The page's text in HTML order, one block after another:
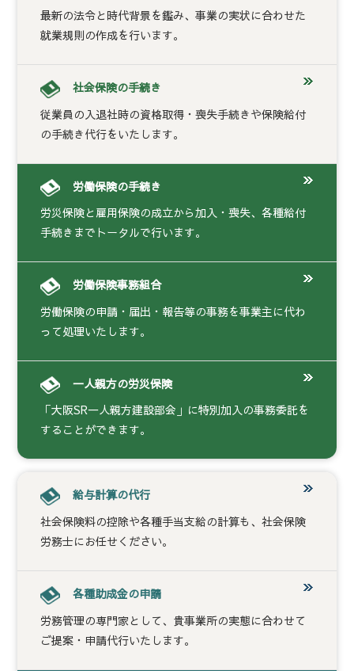
最新の法令と時代背景を鑑み、事業の実状に合わせた
就業規則の作成を行います。
社会保険の手続き
従業員の入退社時の資格取得・喪失手続きや保険給付
の手続き代行をいたします。
労働保険の手続き
労災保険と雇用保険の成立から加入・喪失、各種給付
手続きまでトータルで行います。
労働保険事務組合
労働保険の申請・届出・報告等の事務を事業主に代わ
って処理いたします。
一人親方の労災保険
「大阪SR一人親方建設部会」に特別加入の事務委託を
することができます。
給与計算の代行
社会保険料の控除や各種手当支給の計算も、社会保険
労務士にお任せください。
各種助成金の申請
労務管理の専門家として、貴事業所の実態に合わせて
ご提案・申請代行いたします。